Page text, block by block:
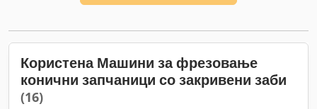
Користена Машини за фрезовање
конични запчаници со закривени заби
(16)